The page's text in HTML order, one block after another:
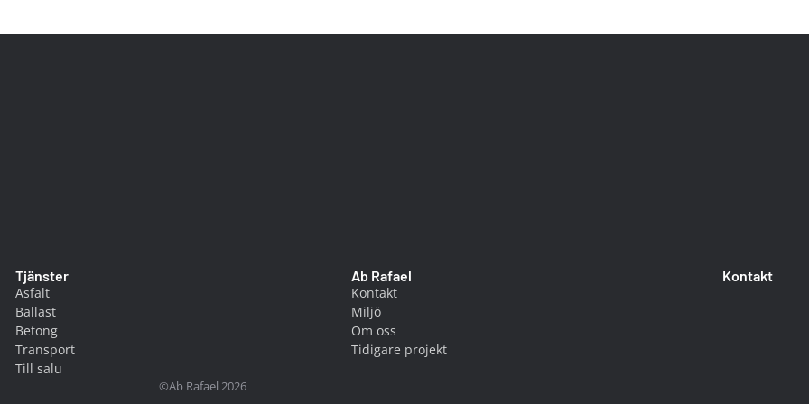
Tjänster
Asfalt
Ballast
Betong
Transport
Till salu
Ab Rafael
Kontakt
Miljö
Om oss
Tidigare projekt
Kontakt
©Ab Rafael 2026